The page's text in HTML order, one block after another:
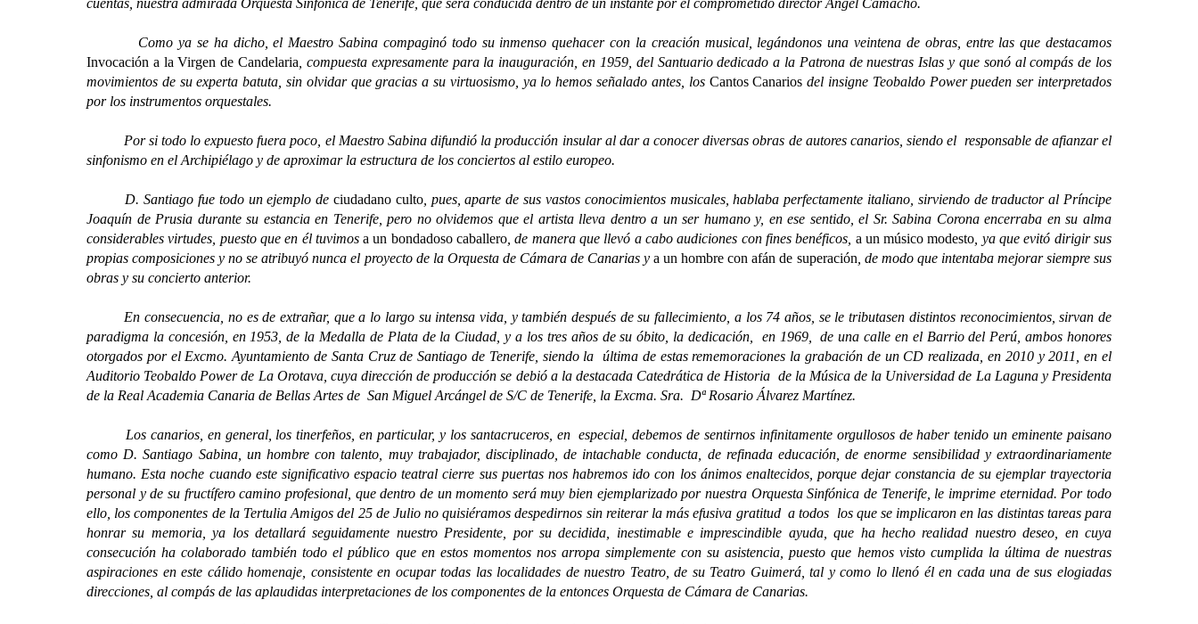
cuentas, nuestra admirada Orquesta Sinfónica de Tenerife, que será conducida dentro de un instante por el comprometido director Ángel Camacho.
Como ya se ha dicho, el Maestro Sabina compaginó todo su inmenso quehacer con la creación musical, legándonos una veintena de obras, entre las que destacamos
Invocación a la Virgen de Candelaria , compuesta expresamente para la inauguración, en 1959, del Santuario dedicado a la Patrona de nuestras Islas y que sonó al compás de los
movimientos de su experta batuta, sin olvidar que gracias a su virtuosismo, ya lo hemos señalado antes, los Cantos Canarios del insigne Teobaldo Power pueden ser interpretados
por los instrumentos orquestales.
Por si todo lo expuesto fuera poco, el Maestro Sabina difundió la producción insular al dar a conocer diversas obras de autores canarios, siendo el responsable de afianzar el
sinfonismo en el Archipiélago y de aproximar la estructura de los conciertos al estilo europeo.
D. Santiago fue todo un ejemplo de ciudadano culto, pues, aparte de sus vastos conocimientos musicales, hablaba perfectamente italiano, sirviendo de traductor al Príncipe
Joaquín de Prusia durante su estancia en Tenerife, pero no olvidemos que el artista lleva dentro a un ser humano y, en ese sentido, el Sr. Sabina Corona encerraba en su alma
considerables virtudes, puesto que en él tuvimosa un bondadoso caballero , de manera que llevó a cabo audiciones con fines benéficos, a un músico modesto , ya que evitó dirigir sus
propias composiciones y no se atribuyó nunca el proyecto de la Orquesta de Cámara de Canarias ya un hombre con afán de superación , de modo que intentaba mejorar siempre sus
obras y su concierto anterior.
En consecuencia, no es de extrañar, que a lo largo su intensa vida, y también después de su fallecimiento, a los 74 años, se le tributasen distintos reconocimientos, sirvan de
paradigma la concesión, en 1953, de la Medalla de Plata de la Ciudad, y a los tres años de su óbito, la dedicación, en 1969, de una calle en el Barrio del Perú, ambos honores
otorgados por el Excmo. Ayuntamiento de Santa Cruz de Santiago de Tenerife, siendo la última de estas rememoraciones la grabación de un CD realizada, en 2010 y 2011, en el
Auditorio Teobaldo Power de La Orotava, cuya dirección de producción se debió a la destacada Catedrática de Historia de la Música de la Universidad de La Laguna y Presidenta
de la Real Academia Canaria de Bellas Artes de San Miguel Arcángel de S/C de Tenerife, la Excma. Sra. Dª Rosario Álvarez Martínez.
Los canarios, en general, los tinerfeños, en particular, y los santacruceros, en especial, debemos de sentirnos infinitamente orgullosos de haber tenido un eminente paisano
como D. Santiago Sabina, un hombre con talento, muy trabajador, disciplinado, de intachable conducta, de refinada educación, de enorme sensibilidad y extraordinariamente
humano. Esta noche cuando este significativo espacio teatral cierre sus puertas nos habremos ido con los ánimos enaltecidos, porque dejar constancia de su ejemplar trayectoria
personal y de su fructífero camino profesional, que dentro de un momento será muy bien ejemplarizado por nuestra Orquesta Sinfónica de Tenerife, le imprime eternidad. Por todo
ello, los componentes de la Tertulia Amigos del 25 de Julio no quisiéramos despedirnos sin reiterar la más efusiva gratitud a todos los que se implicaron en las distintas tareas para
honrar su memoria, ya los detallará seguidamente nuestro Presidente, por su decidida, inestimable e imprescindible ayuda, que ha hecho realidad nuestro deseo, en cuya
consecución ha colaborado también todo el público que en estos momentos nos arropa simplemente con su asistencia, puesto que hemos visto cumplida la última de nuestras
aspiraciones en este cálido homenaje, consistente en ocupar todas las localidades de nuestro Teatro, de su Teatro Guimerá, tal y como lo llenó él en cada una de sus elogiadas
direcciones, al compás de las aplaudidas interpretaciones de los componentes de la entonces Orquesta de Cámara de Canarias.